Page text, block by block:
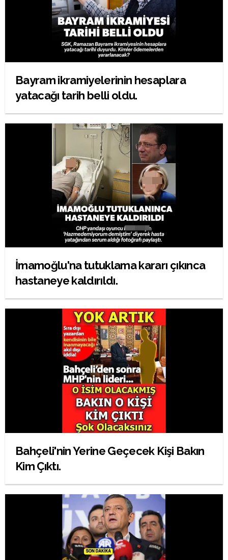
Bayram ikramiyelerinin hesaplara
yatacağı tarih belli oldu.
İmamoğlu'na tutuklama kararı çıkınca
hastaneye kaldırıldı.
Bahçeli'nin Yerine Geçecek Kişi Bakın
Kim Çıktı.